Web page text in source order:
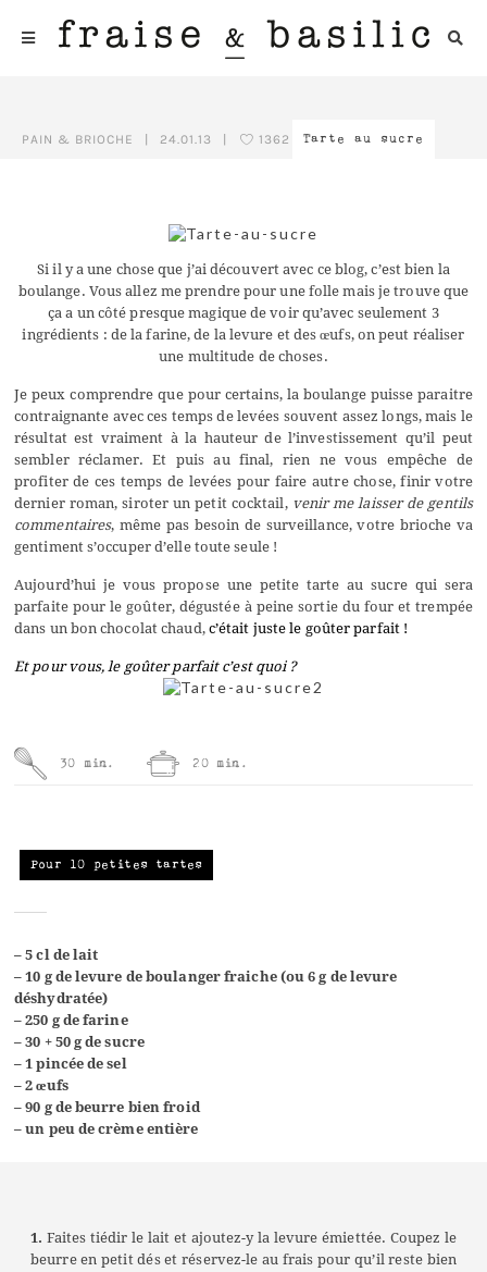
Tarte au sucre
PAIN & BRIOCHE 24.01.13 1362
Si il y a une chose que j’ai découvert avec ce blog, c’est bien la
boulange. Vous allez me prendre pour une folle mais je trouve que
ça a un côté presque magique de voir qu’avec seulement 3
ingrédients : de la farine, de la levure et des œufs, on peut réaliser
une multitude de choses.
Je peux comprendre que pour certains, la boulange puisse paraitre
contraignante avec ces temps de levées souvent assez longs, mais le
résultat est vraiment à la hauteur de l’investissement qu’il peut
sembler réclamer. Et puis au final, rien ne vous empêche de
profiter de ces temps de levées pour faire autre chose, finir votre
dernier roman, siroter un petit cocktail, venir me laisser de gentils
commentaires, même pas besoin de surveillance, votre brioche va
gentiment s’occuper d’elle toute seule !
Aujourd’hui je vous propose une petite tarte au sucre qui sera
parfaite pour le goûter, dégustée à peine sortie du four et trempée
dans un bon chocolat chaud, c’était juste le goûter parfait !
Et pour vous, le goûter parfait c’est quoi ?
30 min. 20 min.
Pour 10 petites tartes
– 5 cl de lait
– 10 g de levure de boulanger fraiche (ou 6 g de levure
déshydratée)
– 250 g de farine
– 30 + 50 g de sucre
– 1 pincée de sel
– 2 œufs
– 90 g de beurre bien froid
– un peu de crème entière
1. Faites tiédir le lait et ajoutez-y la levure émiettée. Coupez le
beurre en petit dés et réservez-le au frais pour qu’il reste bien